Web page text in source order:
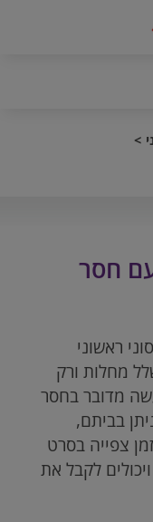
חסר
ראשוני
מחלות ורק
מדובר בחסר
בביתם,
צפייה בסרט
לקבל את